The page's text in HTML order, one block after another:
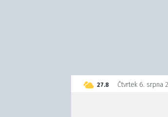
27.8 Czech
Čtvrtek 6. srpna